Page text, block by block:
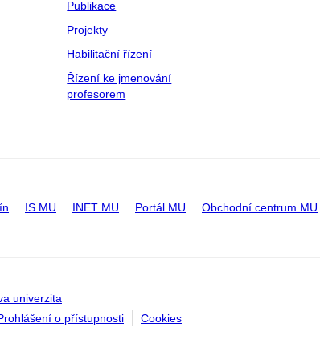
Publikace
Projekty
Habilitační řízení
Řízení ke jmenování
profesorem
IS MU INET MU Portál MU Obchodní centrum MU
univerzita
o přístupnosti Cookies